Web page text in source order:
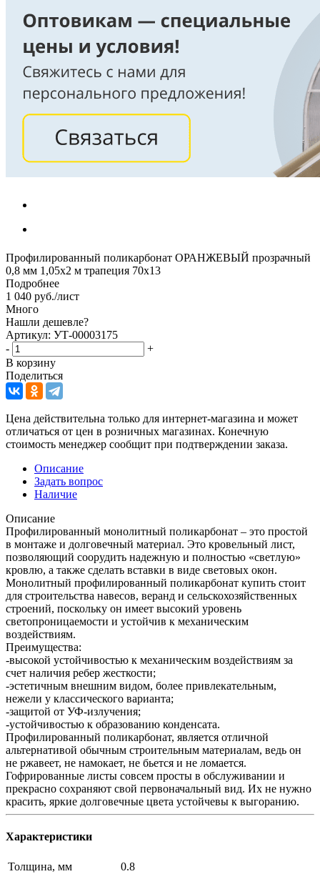
Профилированный поликарбонат ОРАНЖЕВЫЙ прозрачный
0,8 мм 1,05х2 м трапеция 70х13
Подробнее
1 040 руб./лист
Много
Нашли дешевле?
Артикул: УТ-00003175
-
+
В корзину
Поделиться
Цена действительна только для интернет-магазина и может
отличаться от цен в розничных магазинах. Конечную
стоимость менеджер сообщит при подтверждении заказа.
Описание
Задать вопрос
Наличие
Описание
Профилированный монолитный поликарбонат – это простой
в монтаже и долговечный материал. Это кровельный лист,
позволяющий соорудить надежную и полностью «светлую»
кровлю, а также сделать вставки в виде световых окон.
Монолитный профилированный поликарбонат купить стоит
для строительства навесов, веранд и сельскохозяйственных
строений, поскольку он имеет высокий уровень
светопроницаемости и устойчив к механическим
воздействиям.
Преимущества:
-высокой устойчивостью к механическим воздействиям за
счет наличия ребер жесткости;
-эстетичным внешним видом, более привлекательным,
нежели у классического варианта;
-защитой от УФ-излучения;
-устойчивостью к образованию конденсата.
Профилированный поликарбонат, является отличной
альтернативой обычным строительным материалам, ведь он
не ржавеет, не намокает, не бьется и не ломается.
Гофрированные листы совсем просты в обслуживании и
прекрасно сохраняют свой первоначальный вид. Их не нужно
красить, яркие долговечные цвета устойчевы к выгоранию.
Характеристики
Толщина, мм
0.8